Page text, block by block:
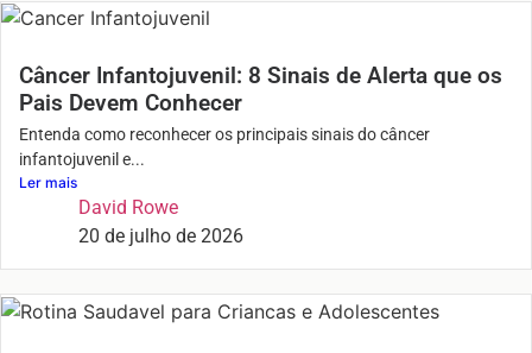
Câncer Infantojuvenil: 8 Sinais de Alerta que os
Pais Devem Conhecer
Entenda como reconhecer os principais sinais do câncer
infantojuvenil e...
Ler mais
David Rowe
20 de julho de 2026